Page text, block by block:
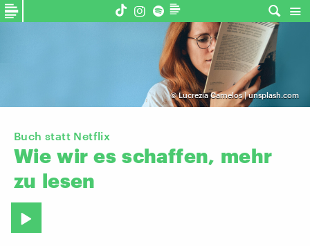
©Lucrezia Carnelos | unsplash.com
Buch statt Netflix
Wie wir es schaffen, mehr
zu lesen